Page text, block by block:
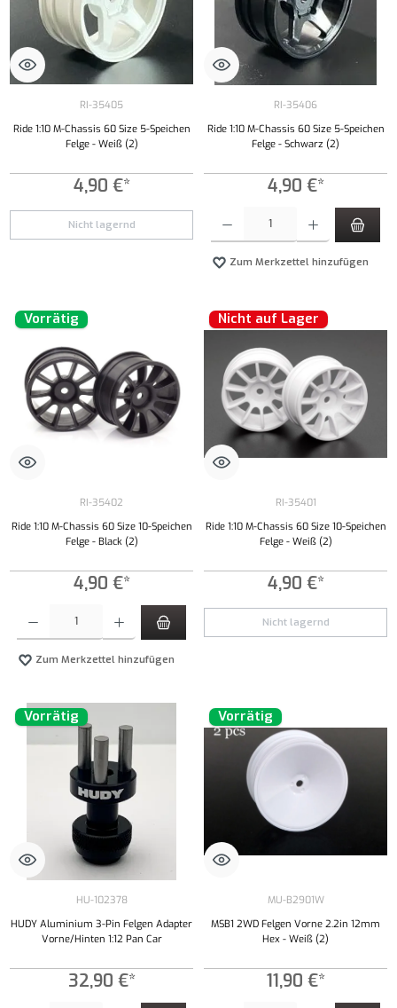
RI-35405
Ride 1:10 M-Chassis 60 Size 5-Speichen
Felge - Weiß (2)
4,90 €*
Nicht lagernd
RI-35406
Ride 1:10 M-Chassis 60 Size 5-Speichen
Felge - Schwarz (2)
4,90 €*
Zum Merkzettel hinzufügen
Vorrätig
RI-35402
Ride 1:10 M-Chassis 60 Size 10-Speichen
Felge - Black (2)
4,90 €*
Produkt Anzahl: Gib den gewünschten Wert ein oder benutze die Schaltflächen um die
Zum Merkzettel hinzufügen
Nicht auf Lager
RI-35401
Ride 1:10 M-Chassis 60 Size 10-Speichen
Felge - Weiß (2)
4,90 €*
Nicht lagernd
Vorrätig
HU-102378
HUDY Aluminium 3-Pin Felgen Adapter
Vorne/Hinten 1:12 Pan Car
32,90 €*
Vorrätig
MU-B2901W
MSB1 2WD Felgen Vorne 2.2in 12mm
Hex - Weiß (2)
11,90 €*